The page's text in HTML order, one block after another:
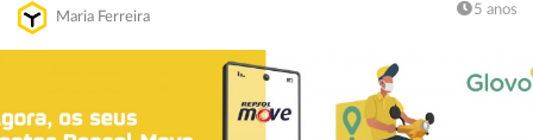
Maria Ferreira 5 anos